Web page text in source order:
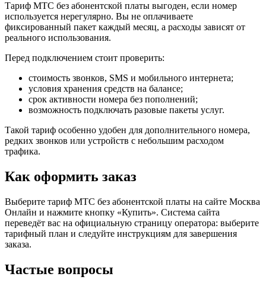
Тариф МТС без абонентской платы выгоден, если номер
используется нерегулярно. Вы не оплачиваете
фиксированный пакет каждый месяц, а расходы зависят от
реального использования.
Перед подключением стоит проверить:
стоимость звонков, SMS и мобильного интернета;
условия хранения средств на балансе;
срок активности номера без пополнений;
возможность подключать разовые пакеты услуг.
Такой тариф особенно удобен для дополнительного номера,
редких звонков или устройств с небольшим расходом
трафика.
Как оформить заказ
Выберите тариф МТС без абонентской платы на сайте Москва
Онлайн и нажмите кнопку «Купить». Система сайта
переведёт вас на официальную страницу оператора: выберите
тарифный план и следуйте инструкциям для завершения
заказа.
Частые вопросы